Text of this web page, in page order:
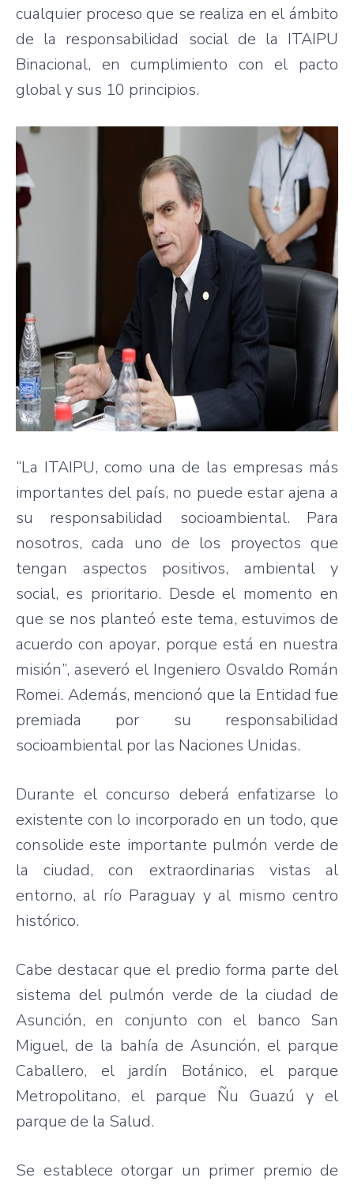
cualquier proceso que se realiza en el ámbito
de la responsabilidad social de la ITAIPU
Binacional, en cumplimiento con el pacto
global y sus 10 principios.
“La ITAIPU, como una de las empresas más
importantes del país, no puede estar ajena a
su responsabilidad socioambiental. Para
nosotros, cada uno de los proyectos que
tengan aspectos positivos, ambiental y
social, es prioritario. Desde el momento en
que se nos planteó este tema, estuvimos de
acuerdo con apoyar, porque está en nuestra
misión”, aseveró el Ingeniero Osvaldo Román
Romei. Además, mencionó que la Entidad fue
premiada por su responsabilidad
socioambiental por las Naciones Unidas.
Durante el concurso deberá enfatizarse lo
existente con lo incorporado en un todo, que
consolide este importante pulmón verde de
la ciudad, con extraordinarias vistas al
entorno, al río Paraguay y al mismo centro
histórico.
Cabe destacar que el predio forma parte del
sistema del pulmón verde de la ciudad de
Asunción, en conjunto con el banco San
Miguel, de la bahía de Asunción, el parque
Caballero, el jardín Botánico, el parque
Metropolitano, el parque Ñu Guazú y el
parque de la Salud.
Se establece otorgar un primer premio de